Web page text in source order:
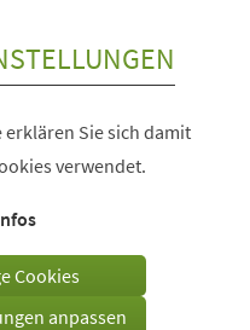
erklären Sie sich damit
verwendet.
Cookies
anpassen